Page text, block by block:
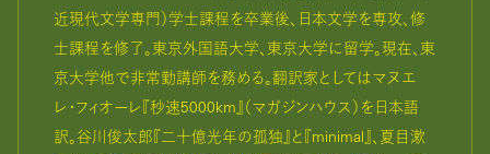
近現代文学専門）学士課程を卒業後、日本文学を専攻、修
士課程を修了。東京外国語大学、東京大学に留学。現在、東
京大学他で非常勤講師を務める。翻訳家としてはマヌエ
レ・フィオーレ『秒速5000km』（マガジンハウス）を日本語
訳。谷川俊太郎『二十億光年の孤独』と『minimal』、夏目漱